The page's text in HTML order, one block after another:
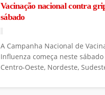
Vacinação nacional contra
sábado
A Campanha Nacional de
Influenza começa neste
Centro-Oeste, Nordeste,